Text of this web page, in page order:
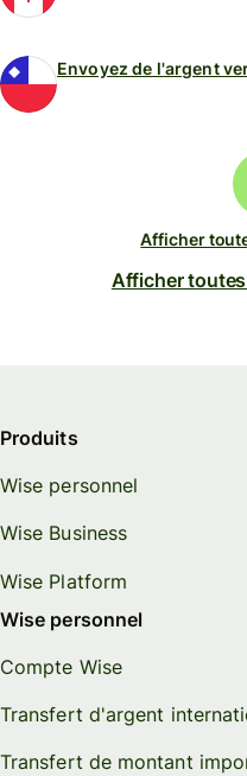
Envoyez de l'argent
Afficher
Afficher
Produits
Wise personnel
Wise Business
Wise Platform
Wise personnel
Compte Wise
Transfert d'argent
Transfert de montant